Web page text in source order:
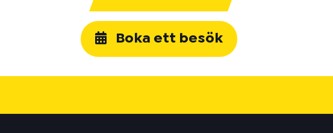
Boka ett besök